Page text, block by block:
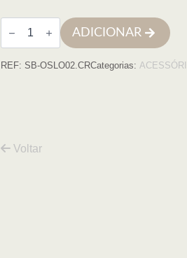
Quantidade
de
Toalheiro
60cm
ADICIONAR
REF: SB-OSLO02.CRCategorias:
Voltar